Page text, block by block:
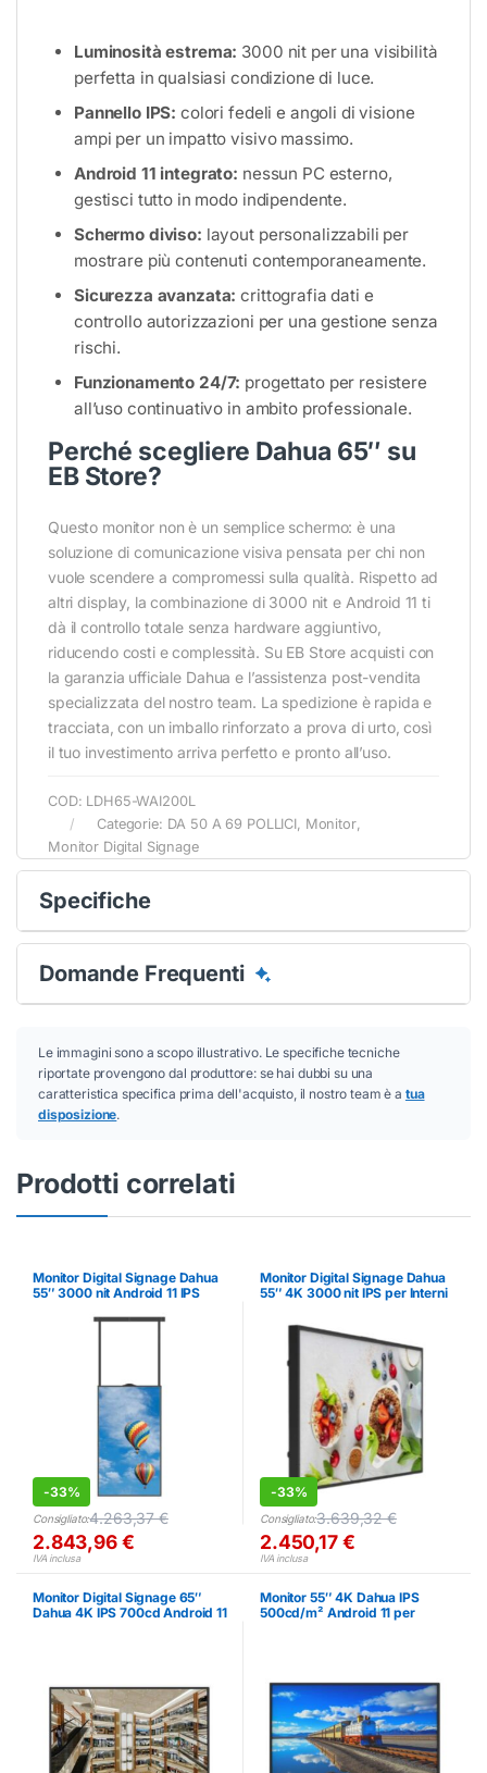
Luminosità estrema: 3000 nit per una visibilità
perfetta in qualsiasi condizione di luce.
Pannello IPS: colori fedeli e angoli di visione
ampi per un impatto visivo massimo.
Android 11 integrato: nessun PC esterno,
gestisci tutto in modo indipendente.
Schermo diviso: layout personalizzabili per
mostrare più contenuti contemporaneamente.
Sicurezza avanzata: crittografia dati e
controllo autorizzazioni per una gestione senza
rischi.
Funzionamento 24/7: progettato per resistere
all’uso continuativo in ambito professionale.
Perché scegliere Dahua 65″ su
EB Store?
Questo monitor non è un semplice schermo: è una
soluzione di comunicazione visiva pensata per chi non
vuole scendere a compromessi sulla qualità. Rispetto ad
altri display, la combinazione di 3000 nit e Android 11 ti
dà il controllo totale senza hardware aggiuntivo,
riducendo costi e complessità. Su EB Store acquisti con
la garanzia ufficiale Dahua e l’assistenza post-vendita
specializzata del nostro team. La spedizione è rapida e
tracciata, con un imballo rinforzato a prova di urto, così
il tuo investimento arriva perfetto e pronto all’uso.
COD: LDH65-WAI200L
Categorie: DA 50 A 69 POLLICI Monitor,
Monitor Digital Signage
Specifiche
Domande Frequenti
Le immagini sono a scopo illustrativo. Le specifiche tecniche
riportate provengono dal produttore: se hai dubbi su una
caratteristica specifica prima dell'acquisto, il nostro team è a tua
disposizione.
Prodotti correlati
Monitor Digital Signage Dahua
55″ 3000 nit Android 11 IPS
-33%
Consigliato:4.263,37€
2.843,96€
IVA inclusa
Monitor Digital Signage Dahua
55″ 4K 3000 nit IPS per Interni
-33%
Consigliato:3.639,32€
2.450,17€
IVA inclusa
Monitor Digital Signage 65″
Dahua 4K IPS 700cd Android 11
Monitor 55″ 4K Dahua IPS
500cd/m² Android 11 per